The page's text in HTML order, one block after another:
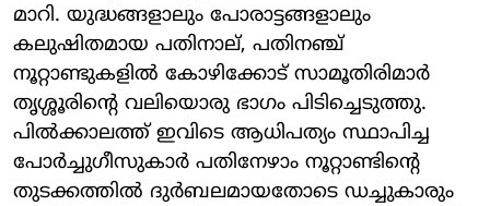
മാറി. യുദ്ധങ്ങളാലും പോരാട്ടങ്ങളാലും
കലുഷിതമായ പതിനാല്, പതിനഞ്ച്
നൂറ്റാണ്ടുകളിൽ കോഴിക്കോട് സാമൂതിരിമാർ
തൃശ്ശൂരിന്റെ വലിയൊരു ഭാഗം പിടിച്ചെടുത്തു.
പിൽക്കാലത്ത് ഇവിടെ ആധിപത്യം സ്ഥാപിച്ച
പോർച്ചുഗീസുകാർ പതിനേഴാം നൂറ്റാണ്ടിന്റെ
തുടക്കത്തിൽ ദുർബലമായതോടെ ഡച്ചുകാരും